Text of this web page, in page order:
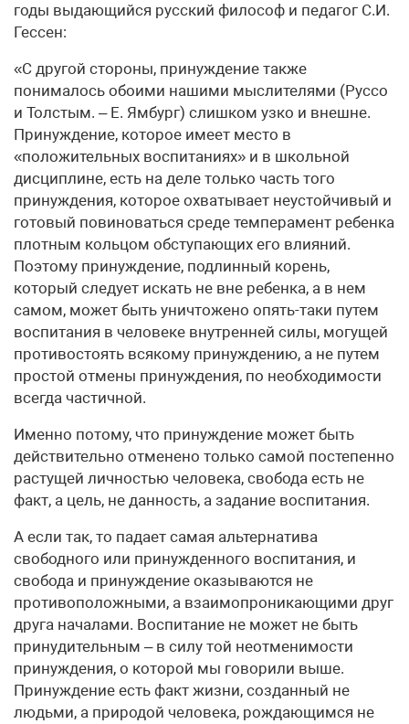
годы выдающийся русский философ и педагог С.И.
Гессен:
«С другой стороны, принуждение также
понималось обоими нашими мыслителями (Руссо
и Толстым. – Е. Ямбург) слишком узко и внешне.
Принуждение, которое имеет место в
«положительных воспитаниях» и в школьной
дисциплине, есть на деле только часть того
принуждения, которое охватывает неустойчивый и
готовый повиноваться среде темперамент ребенка
плотным кольцом обступающих его влияний.
Поэтому принуждение, подлинный корень,
который следует искать не вне ребенка, а в нем
самом, может быть уничтожено опять-таки путем
воспитания в человеке внутренней силы, могущей
противостоять всякому принуждению, а не путем
простой отмены принуждения, по необходимости
всегда частичной.
Именно потому, что принуждение может быть
действительно отменено только самой постепенно
растущей личностью человека, свобода есть не
факт, а цель, не данность, а задание воспитания.
А если так, то падает самая альтернатива
свободного или принужденного воспитания, и
свобода и принуждение оказываются не
противоположными, а взаимопроникающими друг
друга началами. Воспитание не может не быть
принудительным – в силу той неотменимости
принуждения, о которой мы говорили выше.
Принуждение есть факт жизни, созданный не
людьми, а природой человека, рождающимся не